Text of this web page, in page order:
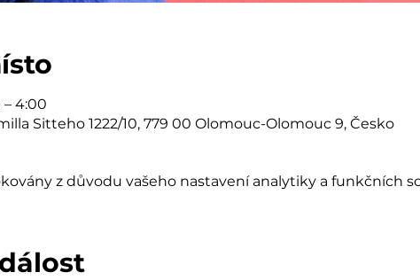
– 4:00
Sitteho 1222/10, 779 00 Olomouc-Olomouc 9, Česko
z důvodu vašeho nastavení analytiky a funkčních